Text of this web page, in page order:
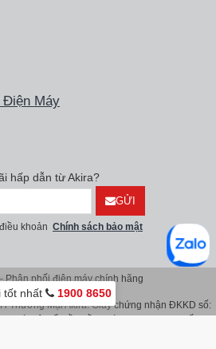
Điện Máy
hấp dẫn từ Akira?
GỬI
khoản Chính sách bảo mật
Phân phối điện máy chính hãng
Thương Mại Akira. Giấy chứng nhận ĐKKD số:
tốt nhất 1900 8650